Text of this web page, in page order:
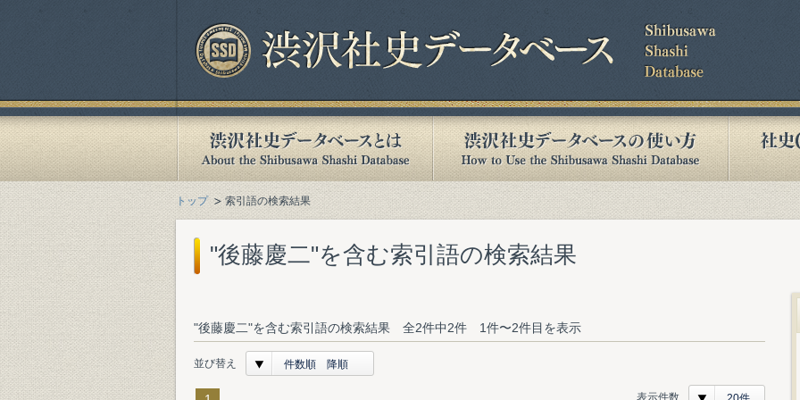
トップ 索引語の検索結果
"後藤慶二"を含む索引語の検索結果
"後藤慶二"を含む索引語の検索結果 全2件中2件 1件〜2件目を表示
並び替え 件数順 降順
表示件数